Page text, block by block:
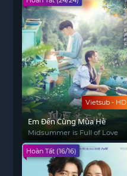
Vietsub - HD
Em Đến Cùng Mùa Hè
Midsummer is Full of Love
Hoàn Tất (16/16)